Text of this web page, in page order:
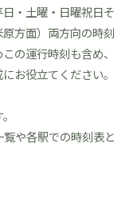
・土曜・日曜祝日そ
方面）両方向の時刻
の運行時刻も含め、
お役立てください。
や各駅での時刻表と